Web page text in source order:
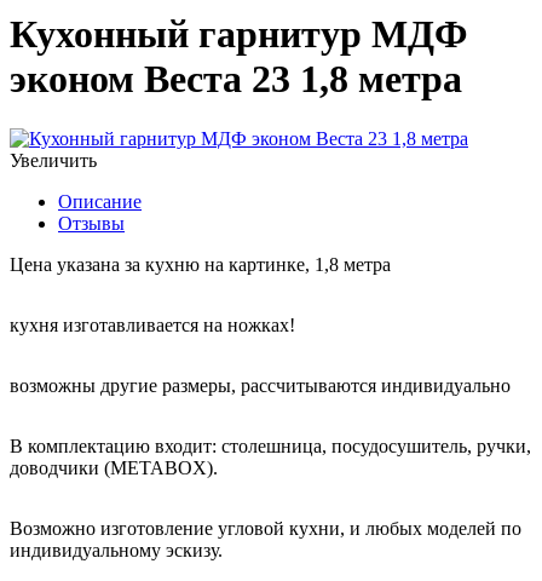
Кухонный гарнитур МДФ
эконом Веста 23 1,8 метра
Увеличить
Описание
Отзывы
Цена указана за кухню на картинке, 1,8 метра
кухня изготавливается на ножках!
возможны другие размеры, рассчитываются индивидуально
В комплектацию входит: столешница, посудосушитель, ручки,
доводчики (METABOX).
Возможно изготовление угловой кухни, и любых моделей по
индивидуальному эскизу.